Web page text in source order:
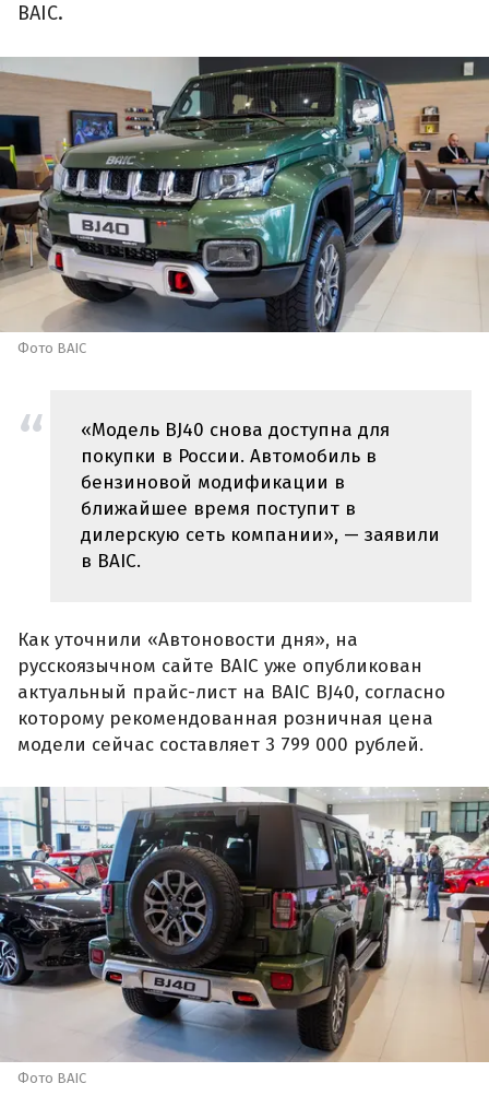
BAIC.
Фото BAIC
«Модель BJ40 снова доступна для
покупки в России. Автомобиль в
бензиновой модификации в
ближайшее время поступит в
дилерскую сеть компании», — заявили
в BAIC.
Как уточнили «Автоновости дня», на
русскоязычном сайте BAIC уже опубликован
актуальный прайс-лист на BAIC BJ40, согласно
которому рекомендованная розничная цена
модели сейчас составляет 3 799 000 рублей.
Фото BAIC